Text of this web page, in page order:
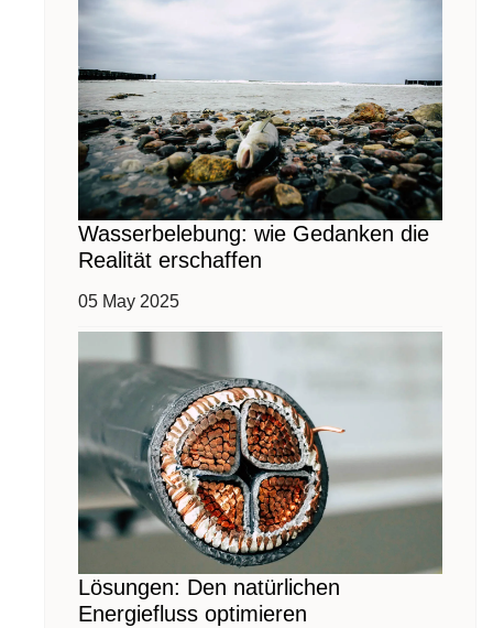
Wasserbelebung: wie Gedanken die
Realität erschaffen
05 May 2025
Lösungen: Den natürlichen
Energiefluss optimieren